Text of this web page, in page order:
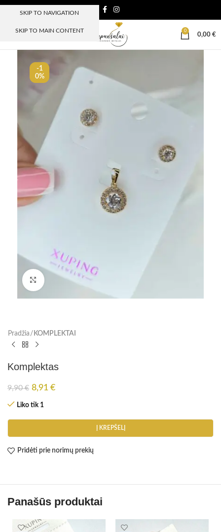
SKIP TO NAVIGATION
SKIP TO MAIN CONTENT
MENIU
0
0,00 €
-1
0%
Paspauskite, kad padidinti
Pradžia KOMPLEKTAI
Komplektas
9,90€ 8,91 €
Liko tik 1
Į KREPŠELĮ
Pridėti prie norimų prekių
Panašūs produktai